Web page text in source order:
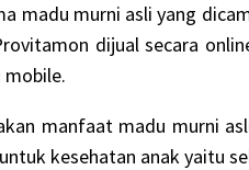
murni asli yang
dijual secara
mobile.
manfaat madu murni
untuk kesehatan anak yaitu